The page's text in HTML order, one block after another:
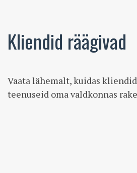
Kliendid räägivad
Vaata lähemalt, kuidas
teenuseid oma valdkonnas